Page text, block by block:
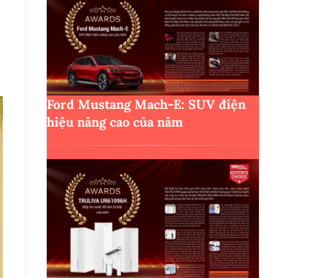
Ford Mustang Mach-E: SUV điện
hiệu năng cao của năm